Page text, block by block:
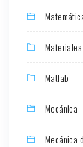
Matlab
Mecánica
Mecánica